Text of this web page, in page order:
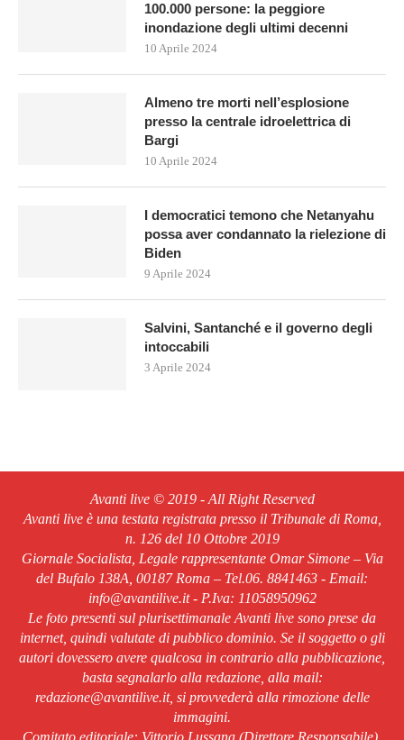
100.000 persone: la peggiore
inondazione degli ultimi decenni
10 Aprile 2024
Almeno tre morti nell’esplosione
presso la centrale idroelettrica di
Bargi
10 Aprile 2024
I democratici temono che Netanyahu
possa aver condannato la rielezione di
Biden
9 Aprile 2024
Salvini, Santanché e il governo degli
intoccabili
3 Aprile 2024
Avanti live © 2019 - All Right Reserved
Avanti live è una testata registrata presso il Tribunale di Roma,
n. 126 del 10 Ottobre 2019
Giornale Socialista, Legale rappresentante Omar Simone – Via
del Bufalo 138A, 00187 Roma – Tel.06. 8841463 - Email:
info@avantilive.it - P.Iva: 11058950962
Le foto presenti sul plurisettimanale Avanti live sono prese da
internet, quindi valutate di pubblico dominio. Se il soggetto o gli
autori dovessero avere qualcosa in contrario alla pubblicazione,
basta segnalarlo alla redazione, alla mail:
redazione@avantilive.it, si provvederà alla rimozione delle
immagini.